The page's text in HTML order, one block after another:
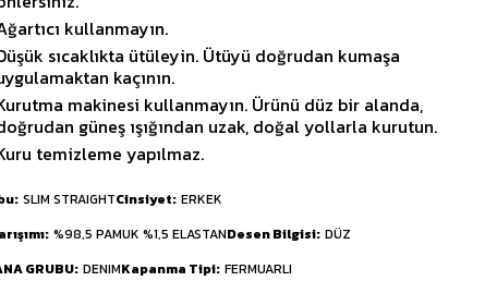
kullanmayın.
sıcaklıkta ütüleyin. Ütüyü doğrudan kumaşa
kaçının.
makinesi kullanmayın. Ürünü düz bir alanda,
güneş ışığından uzak, doğal yollarla kurutun.
temizleme yapılmaz.
SLIM STRAIGHTCinsiyet ERKEK
%98,5 PAMUK %1,5 ELASTANDesen Bilgisi DÜZ
GRUBU DENIMKapanma Tipi FERMUARLI